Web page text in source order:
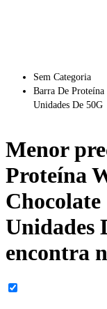
Sem Categoria
Barra De
Unidades De 50G
Menor
Proteína
Chocolate
Unidades
encontra